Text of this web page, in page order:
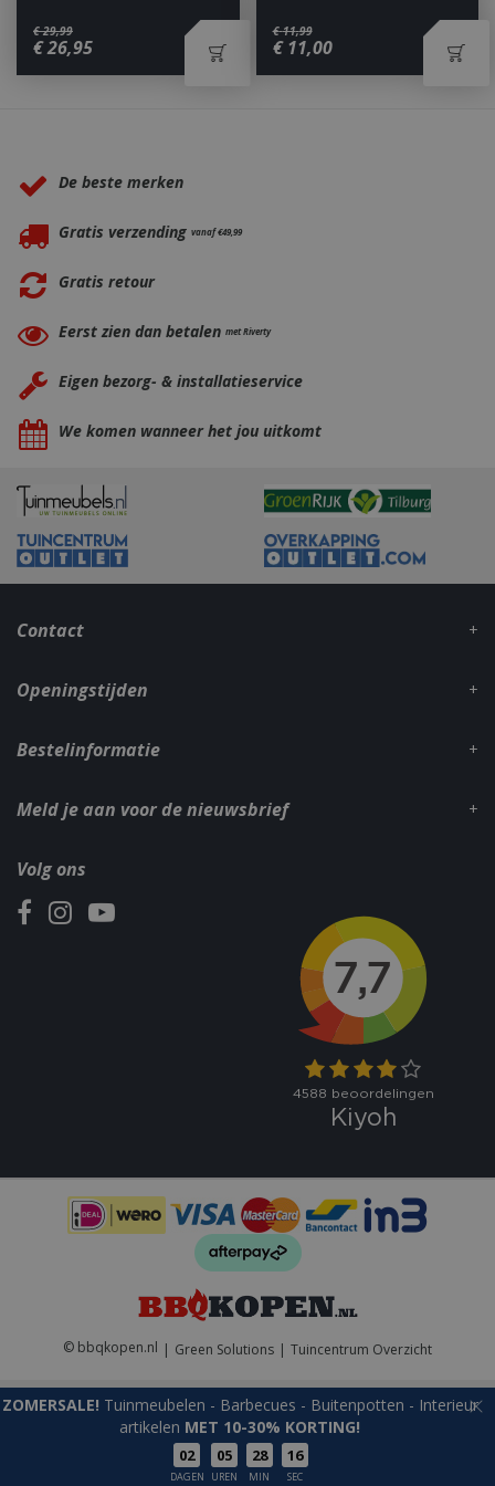
ZOMERSALE! Tuinmeubelen - Barbecues - Buitenpotten - Interieur
artikelen MET 10-30% KORTING!
02
DAGEN
05
UREN
28
MIN
16
SEC
€ 29,99
€26,95
€ 11,99
€ 11,00
De beste merken
Gratis verzending vanaf €49,99
Gratis retour
Eerst zien dan betalen met Riverty
Eigen bezorg- & installatieservice
We komen wanneer het jou uitkomt
Contact
Volg ons
Openingstijden
Bestelinformatie
Meld je aan voor de nieuwsbrief
© bbqkopen.nl Green Solutions Tuincentrum Overzicht
_gid
Google LLC
.bbqkopen.nl
CookieScriptConsent
1
YouTube
Aanbieder
Aanbieder/
Domein